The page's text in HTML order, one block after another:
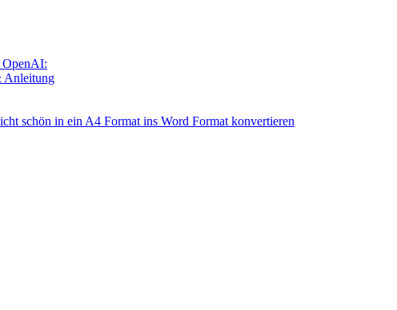
OpenAI:
Anleitung
schön in ein A4 Format ins Word Format konvertieren